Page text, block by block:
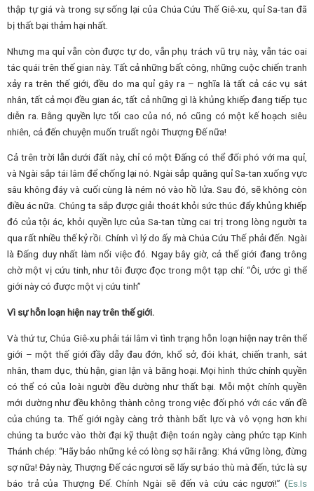
thập tự giá và trong sự sống lại của Chúa Cứu Thế Giê-xu, quỉ Sa-tan đã
bị thất bại thảm hại nhất.
Nhưng ma quỉ vẫn còn được tự do, vẫn phụ trách vũ trụ này, vẫn tác oai
tác quái trên thế gian này. Tất cả những bất công, những cuộc chiến tranh
xảy ra trên thế giới, đều do ma quỉ gây ra – nghĩa là tất cả các vụ sát
nhân, tất cả mọi đều gian ác, tất cả những gì là khủng khiếp đang tiếp tục
diễn ra. Bằng quyền lực tối cao của nó, nó cũng có một kế hoạch siêu
nhiên, cả đến chuyện muốn truất ngôi Thượng Đế nữa!
Cả trên trời lẫn dưới đất này, chỉ có một Đấng có thể đối phó với ma quỉ,
và Ngài sắp tái lâm để chống lại nó. Ngài sắp quăng quỉ Sa-tan xuống vực
sâu không đáy và cuối cùng là ném nó vào hồ lửa. Sau đó, sẽ không còn
điều ác nữa. Chúng ta sắp được giải thoát khỏi sức thúc đẩy khủng khiếp
đó của tội ác, khỏi quyền lực của Sa-tan từng cai trị trong lòng người ta
qua rất nhiều thế kỷ rồi. Chính vì lý do ấy mà Chúa Cứu Thế phải đến. Ngài
là Đấng duy nhất làm nổi việc đó. Ngay bây giờ, cả thế giới đang trông
chờ một vị cứu tinh, như tôi được đọc trong một tạp chí: “Ôi, ước gì thế
giới này có được một vị cứu tinh”
Vì sự hỗn loạn hiện nay trên thế giới.
Và thứ tư, Chúa Giê-xu phải tái lâm vì tình trạng hỗn loạn hiện nay trên thế
giới – một thế giới đầy dẫy đau đớn, khổ sở, đói khát, chiến tranh, sát
nhân, tham dục, thù hận, gian lận và băng hoại. Mọi hình thức chính quyền
có thể có của loài người đều dường như thất bại. Mỗi một chính quyền
mới dường như đều không thành công trong việc đối phó với các vấn đề
của chúng ta. Thế giới ngày càng trở thành bất lực và vô vọng hơn khi
chúng ta bước vào thời đại kỹ thuật điện toán ngày càng phức tạp Kinh
Thánh chép: “Hãy bảo những kẻ có lòng sợ hãi rằng: Khá vững lòng, đừng
sợ nữa! Đây này, Thượng Đế các ngươi sẽ lấy sự báo thù mà đến, tức là sự
báo trả của Thượng Đế. Chính Ngài sẽ đến và cứu các ngươi!” (Es.Is